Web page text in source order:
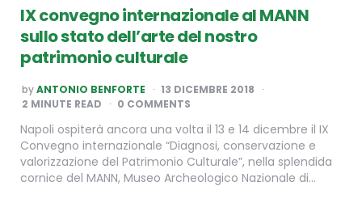
IX convegno internazionale al MANN
sullo stato dell’arte del nostro
patrimonio culturale
POSTED
BY
byANTONIO BENFORTE
13 DICEMBRE 2018
2 MINUTE READ 0 COMMENTS
Napoli ospiterà ancora una volta il 13 e 14 dicembre il IX
Convegno internazionale “Diagnosi, conservazione e
valorizzazione del Patrimonio Culturale”, nella splendida
cornice del MANN, Museo Archeologico Nazionale di…